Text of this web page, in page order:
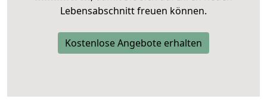
Lebensabschnitt freuen können.
Kostenlose Angebote erhalten